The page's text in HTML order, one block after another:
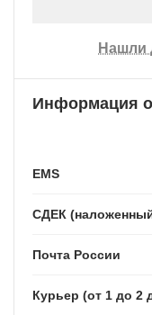
Нашли
Информация о
EMS
СДЕК
Почта России
Курьер (от 1 до 2